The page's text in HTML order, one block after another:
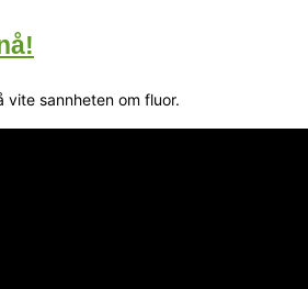
vite sannheten om fluor.